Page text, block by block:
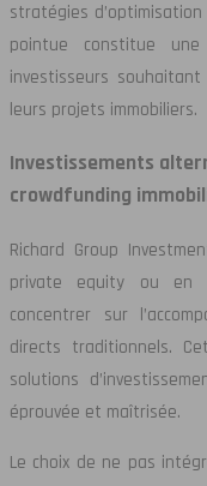
stratégies
pointue constitue
investisseurs
leurs projets immobiliers.
Investissements
crowdfunding
Richard Group
private equity ou en
concentrer sur
directs traditionnels.
solutions
éprouvée et maîtrisée.
Le choix de ne pas